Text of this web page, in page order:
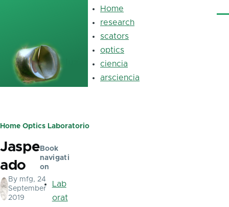
Main
navigation
Home
research
scators
optics
ciencia
arsciencia
Breadcrumb
Home Optics Laboratorio
Jaspe
ado
By mfg, 24
September
2019
Book
navigati
on
Lab
orat